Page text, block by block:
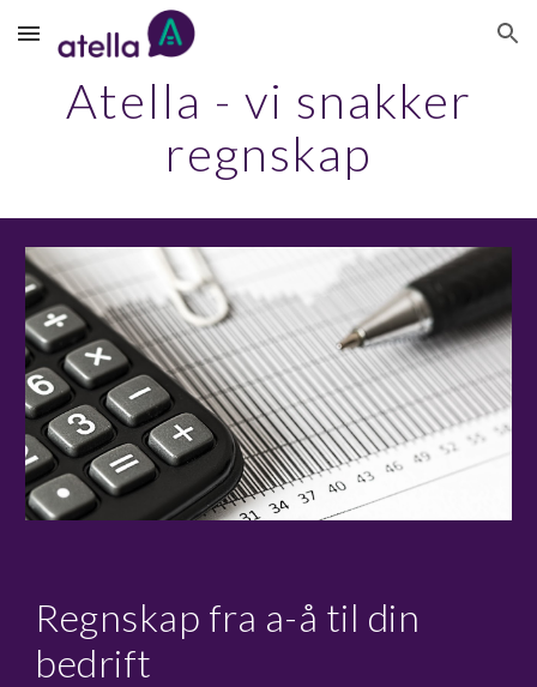
Skip to main content Skip to navigation
Atella - vi snakker
regnskap
Regnskap fra a-å til din
bedrift